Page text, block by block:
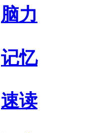
脑力
记忆
速读